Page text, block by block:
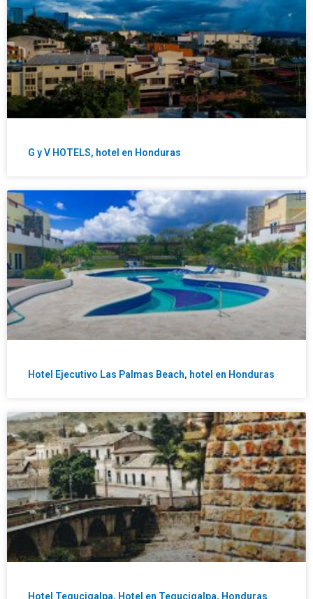
G y V HOTELS, hotel en Honduras
Hotel Ejecutivo Las Palmas Beach, hotel en Honduras
Hotel Tegucigalpa, Hotel en Tegucigalpa, Honduras